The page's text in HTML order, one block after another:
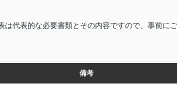
代表的な必要書類とその内容ですので、事前にご
備考